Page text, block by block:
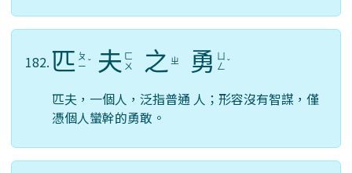
182. 匹 ㄆ
ㄧ ˇ 夫 ㄈ
ㄨ
之 ㄓ 勇 ㄥ ˇ
匹夫，一個人，泛指普通 人；形容沒有智謀，僅
憑個人蠻幹的勇敢。